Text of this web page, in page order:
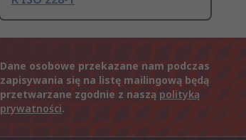
Dane osobowe przekazane nam podczas
zapisywania się na listę mailingową będą
przetwarzane zgodnie z naszą polityką
prywatności.